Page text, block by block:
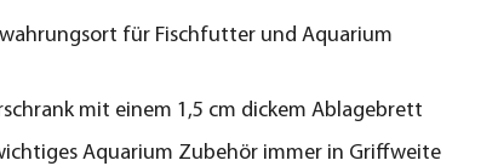
für Fischfutter und Aquarium
mit einem 1,5 cm dickem Ablagebrett
Aquarium Zubehör immer in Griffweite